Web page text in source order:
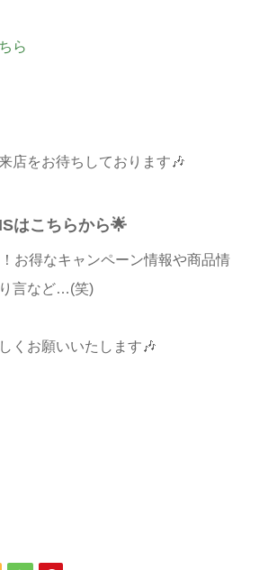
ら
店をお待ちしております🎶
はこちらから🌟
お得なキャンペーン情報や商品情
言など…(笑)
くお願いいたします🎶